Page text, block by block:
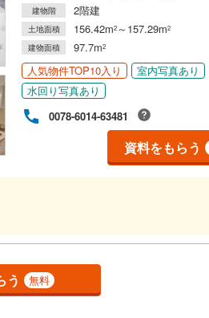
建物階 2階建
土地面積 156.42m2～157.29m2
建物面積 97.7m2
人気物件TOP10入り
室内写真あり
水回り写真あり
0078-6014-63481
資料をもらう
う 無料
関連など
)可 IT重説可（0）